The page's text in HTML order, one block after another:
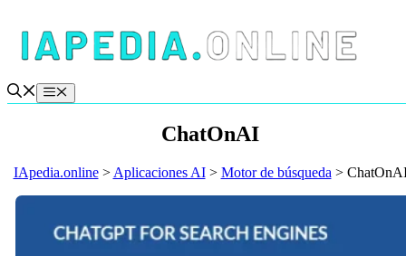
contenido
Menú
ChatOnAI
IApedia.online> Aplicaciones AI> Motor de búsqueda >